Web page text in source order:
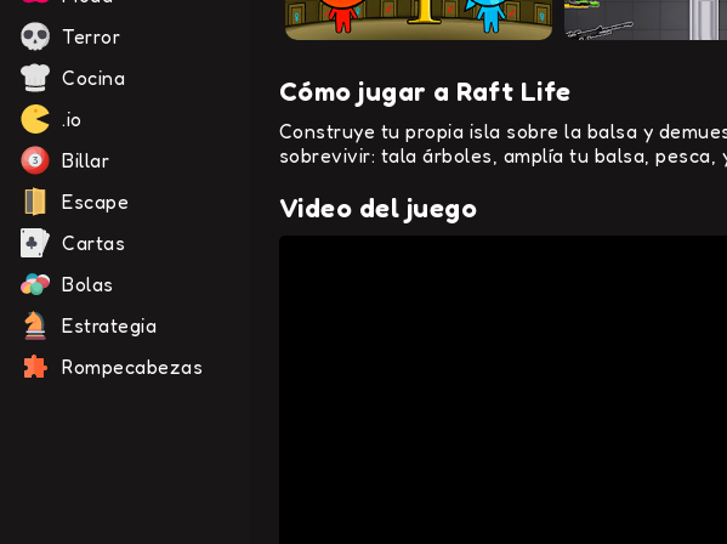
Terror
Cocina
.io
Billar
Escape
Cartas
Bolas
Estrategia
Rompecabezas
Cómo jugar a Raft Life
Construye tu propia isla sobre la balsa y
sobrevivir: tala árboles, amplía tu balsa, pesca,
Video del juego